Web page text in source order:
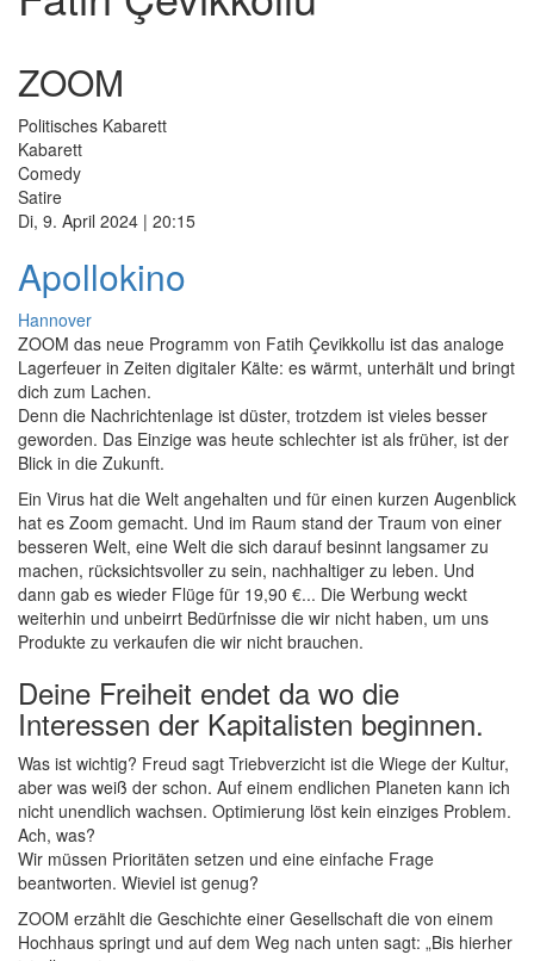
ZOOM
Politisches Kabarett
Kabarett
Comedy
Satire
Di, 9. April 2024 | 20:15
Apollokino
Hannover
ZOOM das neue Programm von Fatih Çevikkollu ist das analoge
Lagerfeuer in Zeiten digitaler Kälte: es wärmt, unterhält und bringt
dich zum Lachen.
Denn die Nachrichtenlage ist düster, trotzdem ist vieles besser
geworden. Das Einzige was heute schlechter ist als früher, ist der
Blick in die Zukunft.
Ein Virus hat die Welt angehalten und für einen kurzen Augenblick
hat es Zoom gemacht. Und im Raum stand der Traum von einer
besseren Welt, eine Welt die sich darauf besinnt langsamer zu
machen, rücksichtsvoller zu sein, nachhaltiger zu leben. Und
dann gab es wieder Flüge für 19,90 €... Die Werbung weckt
weiterhin und unbeirrt Bedürfnisse die wir nicht haben, um uns
Produkte zu verkaufen die wir nicht brauchen.
Deine Freiheit endet da wo die
Interessen der Kapitalisten beginnen.
Was ist wichtig? Freud sagt Triebverzicht ist die Wiege der Kultur,
aber was weiß der schon. Auf einem endlichen Planeten kann ich
nicht unendlich wachsen. Optimierung löst kein einziges Problem.
Ach, was?
Wir müssen Prioritäten setzen und eine einfache Frage
beantworten. Wieviel ist genug?
ZOOM erzählt die Geschichte einer Gesellschaft die von einem
Hochhaus springt und auf dem Weg nach unten sagt: „Bis hierher